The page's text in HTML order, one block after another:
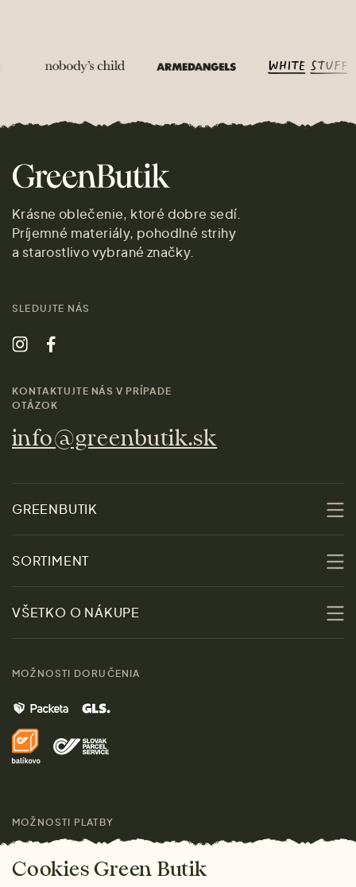
Krásne oblečenie, ktoré dobre sedí.
Príjemné materiály, pohodlné strihy
a starostlivo vybrané značky.
SLEDUJTE NÁS
KONTAKTUJTE NÁS V PRÍPADE
OTÁZOK
info@greenbutik.sk
GREENBUTIK
Udržateľnosť
Kontakt
Značky
Pre médiá
SORTIMENT
Zľavy
Ženy
Muži
Domov
Darčeky
VŠETKO O NÁKUPE
Doprava a platba
MOŽNOSTI DORUČENIA
MOŽNOSTI PLATBY
Cookies Green Butik